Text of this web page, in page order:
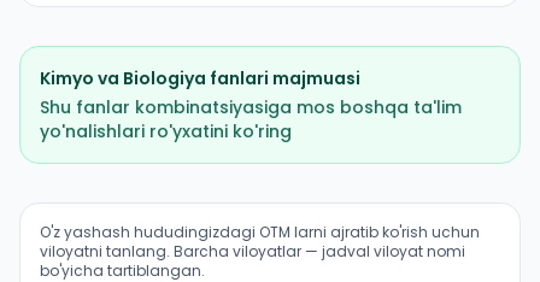
Kimyo va Biologiya fanlari majmuasi
Shu fanlar kombinatsiyasiga mos boshqa ta'lim
yo'nalishlari ro'yxatini ko'ring
Tibbiy profilaktika ishi (Margʻilon shahri): OTM lar
O'z yashash hududingizdagi OTM larni ajratib ko'rish uchun
viloyatni tanlang. Barcha viloyatlar — jadval viloyat nomi
bo'yicha tartiblangan.